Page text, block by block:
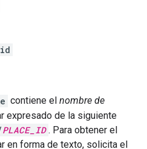
contiene el nombre de
expresado de la siguiente
PLACE_ID . Para obtener el
en forma de texto, solicita el